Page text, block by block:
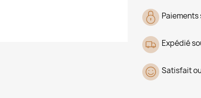
Expédié
Satisfait